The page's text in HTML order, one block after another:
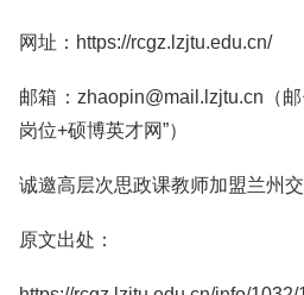
网址：https://rcgz.lzjtu.edu.cn/
邮箱：zhaopin@mail.lzjtu.cn（
岗位+硕博英才网”）
诚邀高层次思政课教师加盟兰州交
原文出处：